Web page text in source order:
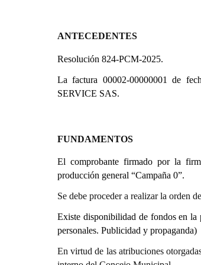
ANTECEDENTES
Resolución 824-PCM-2025.
La factura 00002-00000001 de
SERVICE SAS.
FUNDAMENTOS
El comprobante firmado por la
producción general “Campaña 0”.
Se debe proceder a realizar la orden
Existe disponibilidad de fondos en la
personales. Publicidad y propaganda)
En virtud de las atribuciones